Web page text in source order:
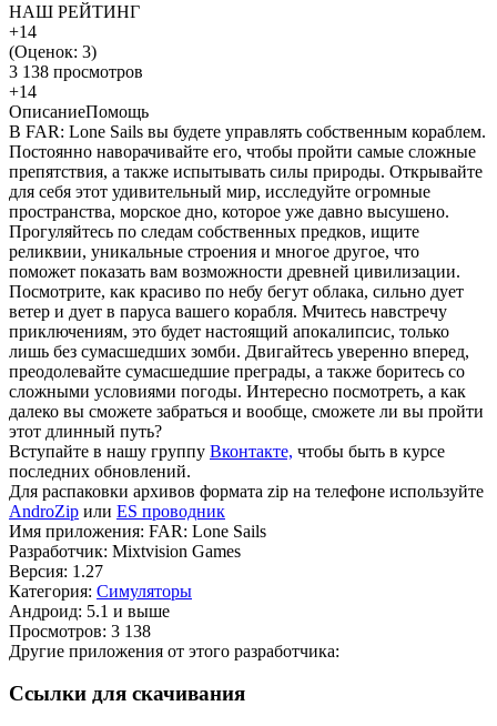
НАШ РЕЙТИНГ
+14
(Оценок: 3)
3 138 просмотров
+14
ОписаниеПомощь
В FAR: Lone Sails вы будете управлять собственным кораблем.
Постоянно наворачивайте его, чтобы пройти самые сложные
препятствия, а также испытывать силы природы. Открывайте
для себя этот удивительный мир, исследуйте огромные
пространства, морское дно, которое уже давно высушено.
Прогуляйтесь по следам собственных предков, ищите
реликвии, уникальные строения и многое другое, что
поможет показать вам возможности древней цивилизации.
Посмотрите, как красиво по небу бегут облака, сильно дует
ветер и дует в паруса вашего корабля. Мчитесь навстречу
приключениям, это будет настоящий апокалипсис, только
лишь без сумасшедших зомби. Двигайтесь уверенно вперед,
преодолевайте сумасшедшие преграды, а также боритесь со
сложными условиями погоды. Интересно посмотреть, а как
далеко вы сможете забраться и вообще, сможете ли вы пройти
этот длинный путь?
Вступайте в нашу группу Вконтакте, чтобы быть в курсе
последних обновлений.
Для распаковки архивов формата zip на телефоне используйте
AndroZip или ES проводник
Имя приложения: FAR: Lone Sails
Разработчик: Mixtvision Games
Версия: 1.27
Категория: Симуляторы
Андроид: 5.1 и выше
Просмотров: 3 138
Другие приложения от этого разработчика:
Ссылки для скачивания